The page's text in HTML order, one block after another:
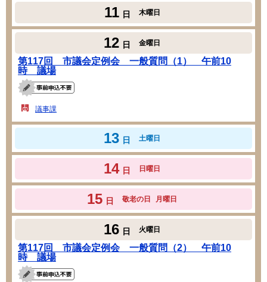
11 日 木曜日
12 日 金曜日
第117回 市議会定例会 一般質問（1） 午前10
時 議場
議事課
13 日 土曜日
14 日 日曜日
15 日 敬老の日 月曜日
16 日 火曜日
第117回 市議会定例会 一般質問（2） 午前10
時 議場